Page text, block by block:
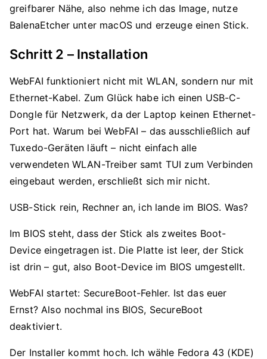
greifbarer Nähe, also nehme ich das Image, nutze
BalenaEtcher unter macOS und erzeuge einen Stick.
Schritt 2 – Installation
WebFAI funktioniert nicht mit WLAN, sondern nur mit
Ethernet-Kabel. Zum Glück habe ich einen USB-C-
Dongle für Netzwerk, da der Laptop keinen Ethernet-
Port hat. Warum bei WebFAI – das ausschließlich auf
Tuxedo-Geräten läuft – nicht einfach alle
verwendeten WLAN-Treiber samt TUI zum Verbinden
eingebaut werden, erschließt sich mir nicht.
USB-Stick rein, Rechner an, ich lande im BIOS. Was?
Im BIOS steht, dass der Stick als zweites Boot-
Device eingetragen ist. Die Platte ist leer, der Stick
ist drin – gut, also Boot-Device im BIOS umgestellt.
WebFAI startet: SecureBoot-Fehler. Ist das euer
Ernst? Also nochmal ins BIOS, SecureBoot
deaktiviert.
Der Installer kommt hoch. Ich wähle Fedora 43 (KDE)